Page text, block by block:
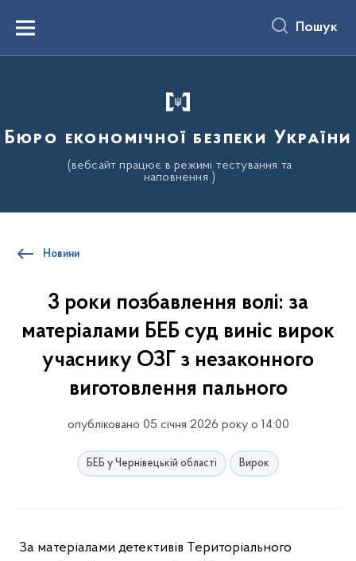
вмістуMenu Пошук
Бюро економічної безпеки України
(вебсайт працює в режимі тестування та
наповнення )
Новини
3 роки позбавлення волі: за
матеріалами БЕБ суд виніс вирок
учаснику ОЗГ з незаконного
виготовлення пального
опубліковано 05 січня 2026 року о 14:00
БЕБ у Чернівецькій області Вирок
За матеріалами детективів Територіального